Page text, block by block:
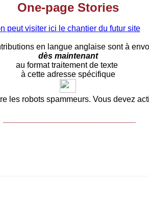
One-page Stories
peut visiter ici le chantier du futur site
en langue anglaise sont à
dès maintenant
au format traitement de texte
à cette adresse spécifique
les robots spammeurs. Vous devez